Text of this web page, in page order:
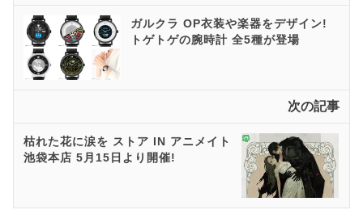
ガルクラ OP衣装や楽器をデザイン!
トゲトゲの腕時計 全5種が登場
次の記事
枯れた花に涙を ストア IN アニメイト
池袋本店 5月15日より開催!